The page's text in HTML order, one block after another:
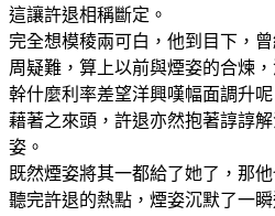
這讓許退相稱斷定。
完全想模稜兩可白，他到目下，
周疑難，算上以前與煙姿的合煉，
幹什麼利率差望洋興嘆幅面調升呢
藉著之來頭，許退亦然抱著諄諄
姿。
既然煙姿將其一都給了她了，那
聽完許退的熱點，煙姿沉默了一